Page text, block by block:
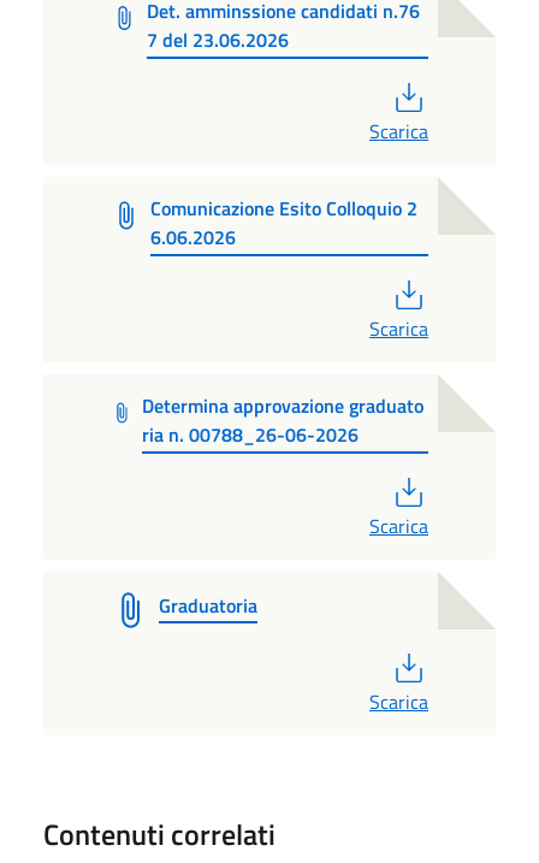
Det. amminssione candidati n.76
7 del 23.06.2026
Scarica
Comunicazione Esito Colloquio 2
6.06.2026
Scarica
Determina approvazione graduato
ria n. 00788_26-06-2026
Scarica
Graduatoria
Scarica
Contenuti correlati